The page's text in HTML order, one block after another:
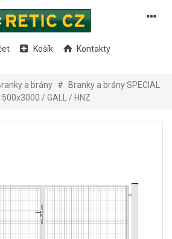
Košík Kontakty
a brány #
Branky a brány SPECIAL
/ GALL / HNZ